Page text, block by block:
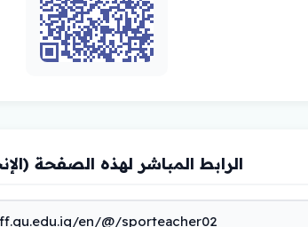
الرابط المباشر لهذه الصفحة